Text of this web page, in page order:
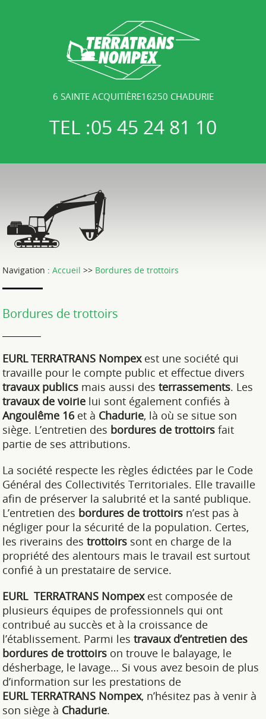
6 SAINTE ACQUITIÈRE16250 CHADURIE
TEL :05 45 24 81 10
Navigation :Accueil >> Bordures de trottoirs
Bordures de trottoirs
EURL TERRATRANS Nompexest une société qui
travaille pour le compte public et effectue divers
travaux publics mais aussi desterrassements. Les
travaux de voirie lui sont également confiés à
Angoulême 16et à Chadurie, là où se situe son
siège. L’entretien des bordures de trottoirs fait
partie de ses attributions.
La société respecte les règles édictées par le Code
Général des Collectivités Territoriales. Elle travaille
afin de préserver la salubrité et la santé publique.
L’entretien des bordures de trottoirs n’est pas à
négliger pour la sécurité de la population. Certes,
les riverains destrottoirs sont en charge de la
propriété des alentours mais le travail est surtout
confié à un prestataire de service.
EURL TERRATRANS Nompexest composée de
plusieurs équipes de professionnels qui ont
contribué au succès et à la croissance de
l’établissement. Parmi lestravaux d’entretien des
bordures de trottoirs on trouve le balayage, le
désherbage, le lavage… Si vous avez besoin de plus
d’information sur les prestations de
EURLTERRATRANS Nompex, n’hésitez pas à venir à
son siège à Chadurie.